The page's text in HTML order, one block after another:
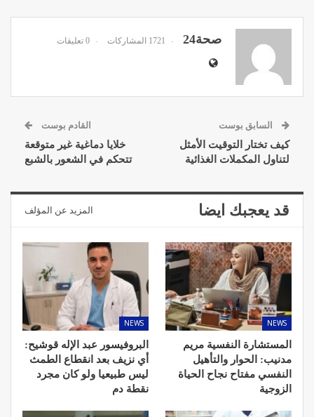
صحة24 1721 المشاركات 0 تعليقات
السابق بوست
كيف تختار التوقيت الأمثل
لتناول المكملات الغذائية
القادم بوست
خلايا دماغية غير متوقعة
تتحكم في الشعور بالشبع
قد يعجبك ايضا المزيد عن المؤلف
NEWS
المستشارة النفسية مريم
مدنيب: الحوار والتأهيل
النفسي مفتاح نجاح الحياة
الزوجية
NEWS
البروفيسور عبد الإله قوشيح:
أي نزيف بعد انقطاع الطمث
ليس طبيعيا ولو كان مجرد
نقطة دم